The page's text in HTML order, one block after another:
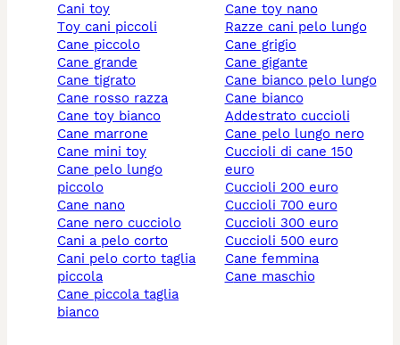
cani toy
toy cani piccoli
cane piccolo
cane grande
cane tigrato
cane rosso razza
cane toy bianco
cane marrone
cane mini toy
cane pelo lungo
piccolo
cane nano
cane nero cucciolo
cani a pelo corto
cani pelo corto taglia
piccola
cane piccola taglia
bianco
cane toy nano
razze cani pelo lungo
cane grigio
cane gigante
cane bianco pelo lungo
cane bianco
addestrato cuccioli
cane pelo lungo nero
cuccioli di cane 150
euro
cuccioli 200 euro
cuccioli 700 euro
cuccioli 300 euro
cuccioli 500 euro
cane femmina
cane maschio